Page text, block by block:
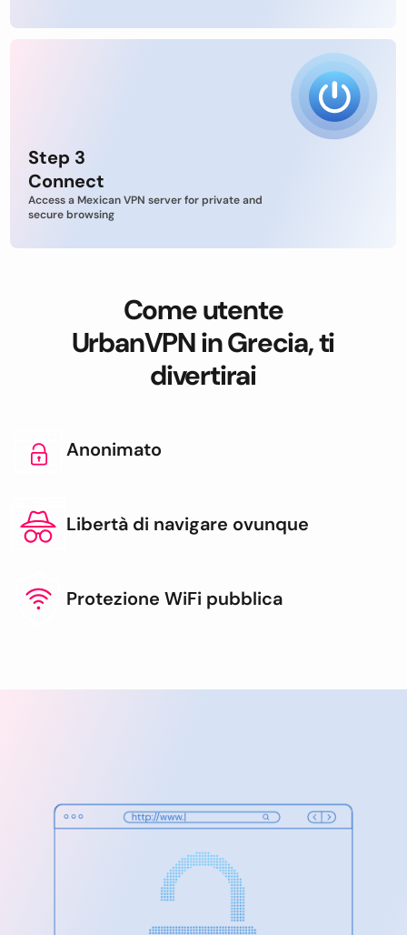
Step 3
Connect
Access a Mexican VPN server for private and
secure browsing
Come utente
UrbanVPN in Grecia, ti
divertirai
Anonimato
Libertà di navigare ovunque
Protezione WiFi pubblica